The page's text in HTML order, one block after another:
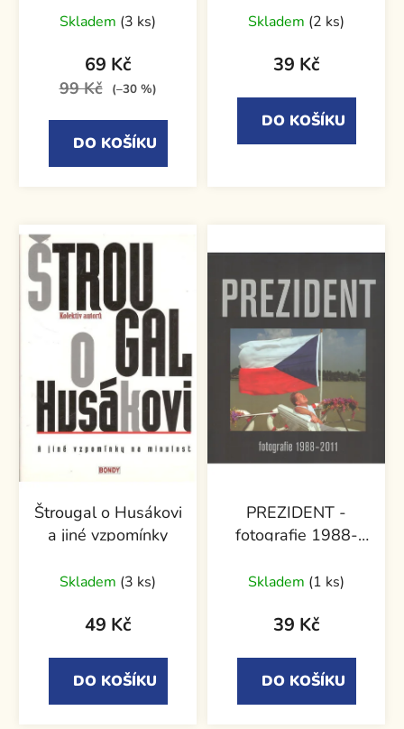
Skladem (3 ks)
69 Kč
99 Kč (–30 %)
DO KOŠÍKU
Skladem (2 ks)
39 Kč
DO KOŠÍKU
Štrougal o Husákovi
a jiné vzpomínky
Skladem (3 ks)
49 Kč
DO KOŠÍKU
PREZIDENT -
fotografie 1988-
Skladem (1 ks)
39 Kč
DO KOŠÍKU